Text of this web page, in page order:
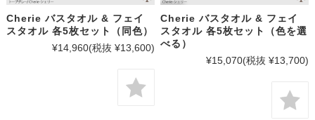
Cherie バスタオル & フェイ
スタオル 各5枚セット（同色）
¥14,960(税抜 ¥13,600)
Cherie バスタオル & フェイ
スタオル 各5枚セット（色を選
べる）
¥15,070(税抜 ¥13,700)